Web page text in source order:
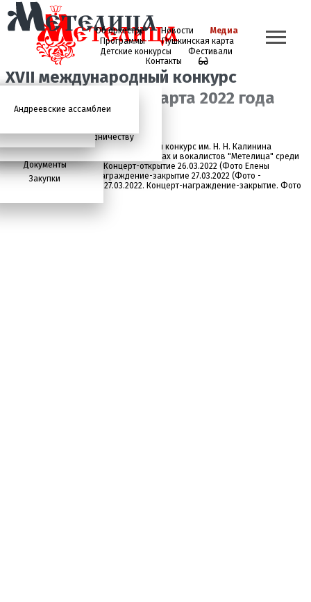
Об оркестре
История
Документы
Закупки
Новости
Анонсы
Медиа
Фото
Программы
Школьный абонемент
Приглашаем к сотрудничеству
Пушкинская карта
Детские конкурсы
2026 год
Фестивали
Андреевские ассамблеи
Контакты
XVII международный конкурс
"Метелица". 26-27 марта 2022 года
XVII международный детско-юношеский конкурс им. Н. Н. Калинина
исполнителей на народных инструментах и вокалистов "Метелица" среди
оркестров и ансамблей. Концерт-открытие 26.03.2022 (Фото Елены
Коваленко) и концерт-награждение-закрытие 27.03.2022 (Фото -
Александра Мацкевича) 27.03.2022. Концерт-награждение-закрытие. Фото